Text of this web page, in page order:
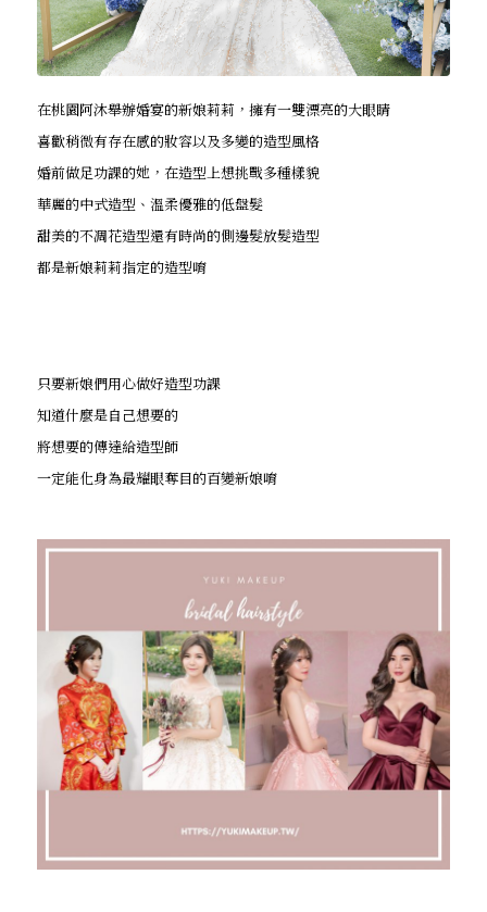
在桃園阿沐舉辦婚宴的新娘莉莉，擁有一雙漂亮的大眼睛
喜歡稍微有存在感的妝容以及多變的造型風格
婚前做足功課的她，在造型上想挑戰多種樣貌
華麗的中式造型、溫柔優雅的低盤髮
甜美的不凋花造型還有時尚的側邊髮放髮造型
都是新娘莉莉指定的造型唷
只要新娘們用心做好造型功課
知道什麼是自己想要的
將想要的傳達給造型師
一定能化身為最耀眼奪目的百變新娘唷